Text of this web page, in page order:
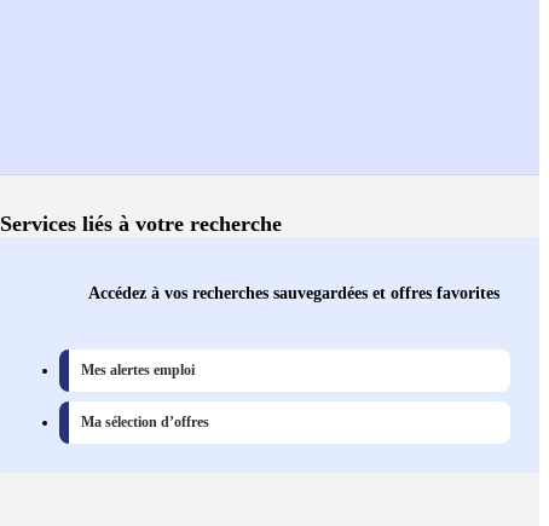
Services liés à votre recherche
Accédez à vos recherches sauvegardées et offres favorites
Mes alertes emploi
Ma sélection d’offres